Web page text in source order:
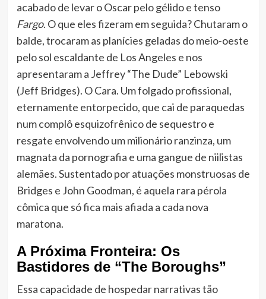
acabado de levar o Oscar pelo gélido e tenso
Fargo. O que eles fizeram em seguida? Chutaram o
balde, trocaram as planícies geladas do meio-oeste
pelo sol escaldante de Los Angeles e nos
apresentaram a Jeffrey “The Dude” Lebowski
(Jeff Bridges). O Cara. Um folgado profissional,
eternamente entorpecido, que cai de paraquedas
num complô esquizofrênico de sequestro e
resgate envolvendo um milionário ranzinza, um
magnata da pornografia e uma gangue de niilistas
alemães. Sustentado por atuações monstruosas de
Bridges e John Goodman, é aquela rara pérola
cômica que só fica mais afiada a cada nova
maratona.
A Próxima Fronteira: Os
Bastidores de “The Boroughs”
Essa capacidade de hospedar narrativas tão